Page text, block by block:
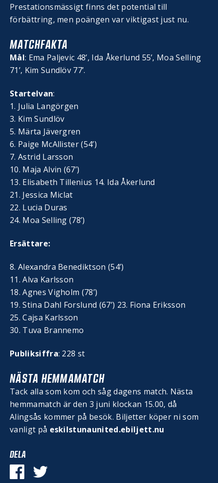
Prestationsmässigt finns det potential till
förbättring, men poängen var viktigast just nu.
MATCHFAKTA
Mål: Ema Paljevic 48’, Ida Åkerlund 55’, Moa Selling
71’, Kim Sundlöv 77’.
Startelvan:
1. Julia Langörgen
3. Kim Sundlöv
5. Märta Jävergren
6. Paige McAllister (54’)
7. Astrid Larsson
10. Maja Alvin (67’)
13. Elisabeth Tillenius 14. Ida Åkerlund
21. Jessica Miclat
22. Lucia Duras
24. Moa Selling (78’)
Ersättare:
8. Alexandra Benediktson (54’)
11. Alva Karlsson
18. Agnes Vigholm (78’)
19. Stina Dahl Forslund (67’) 23. Fiona Eriksson
25. Cajsa Karlsson
30. Tuva Brannemo
Publiksiffra: 228 st
NÄSTA HEMMAMATCH
Tack alla som kom och såg dagens match. Nästa
hemmamatch är den 3 juni klockan 15.00, då
Alingsås kommer på besök. Biljetter köper ni som
vanligt på eskilstunaunited.ebiljett.nu
DELA